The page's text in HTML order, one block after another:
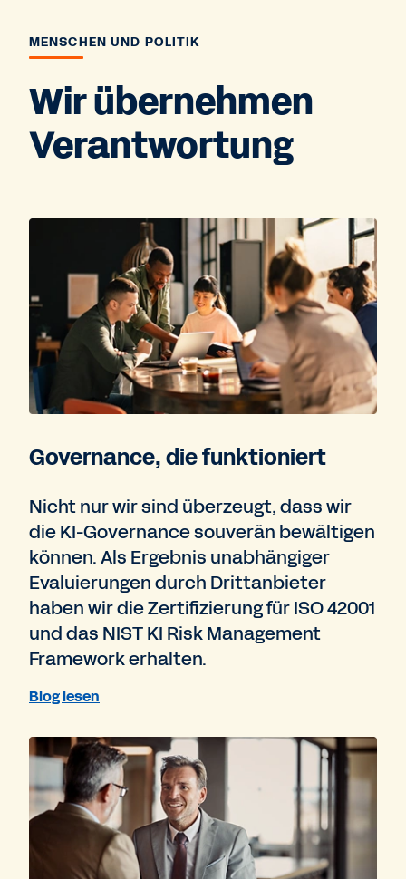
MENSCHEN UND POLITIK
Wir übernehmen
Verantwortung
Governance, die funktioniert
Nicht nur wir sind überzeugt, dass wir
die KI-Governance souverän bewältigen
können. Als Ergebnis unabhängiger
Evaluierungen durch Drittanbieter
haben wir die Zertifizierung für ISO 42001
und das NIST KI Risk Management
Framework erhalten.
Blog lesen